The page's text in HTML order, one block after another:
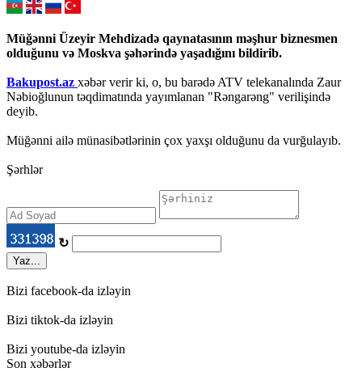
Müğənni Üzeyir Mehdizadə qaynatasının məşhur biznesmen
olduğunu və Moskva şəhərində yaşadığını bildirib.
Bakupost.az xəbər verir ki, o, bu barədə ATV telekanalında Zaur
Nəbioğlunun təqdimatında yayımlanan "Rəngarəng" verilişində
deyib.
Müğənni ailə münasibətlərinin çox yaxşı olduğunu da vurğulayıb.
Şərhlər
↻
Yaz...
Bizi facebook-da izləyin
Bizi tiktok-da izləyin
Bizi youtube-da izləyin
Son xəbərlər